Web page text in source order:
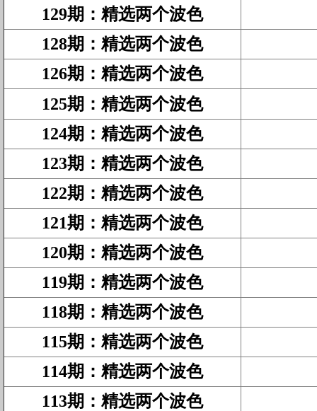
129期 ： 精选两个波色
128期 ： 精选两个波色
126期 ： 精选两个波色
125期 ： 精选两个波色
124期 ： 精选两个波色
123期 ： 精选两个波色
122期 ： 精选两个波色
121期 ： 精选两个波色
120期 ： 精选两个波色
119期 ： 精选两个波色
118期 ： 精选两个波色
115期 ： 精选两个波色
114期 ： 精选两个波色
113期 ： 精选两个波色